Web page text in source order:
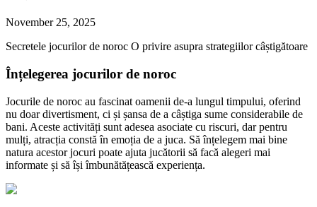
November 25, 2025
Secretele jocurilor de noroc O privire asupra strategiilor câștigătoare
Înțelegerea jocurilor de noroc
Jocurile de noroc au fascinat oamenii de-a lungul timpului, oferind
nu doar divertisment, ci și șansa de a câștiga sume considerabile de
bani. Aceste activități sunt adesea asociate cu riscuri, dar pentru
mulți, atracția constă în emoția de a juca. Să înțelegem mai bine
natura acestor jocuri poate ajuta jucătorii să facă alegeri mai
informate și să își îmbunătățească experiența.